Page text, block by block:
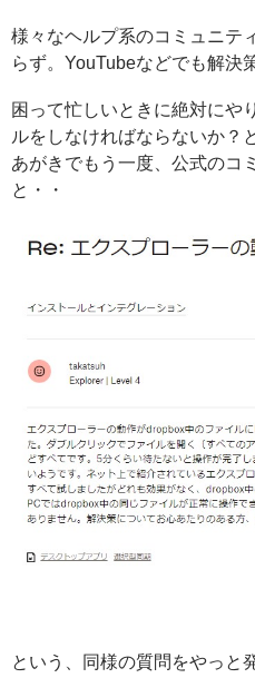
様々なヘルプ系のコミュニテ
らず。YouTubeなどでも解決
困って忙しいときに絶対にや
ルをしなければならないか？
あがきでもう一度、公式のコ
と・・
という、同様の質問をやっと